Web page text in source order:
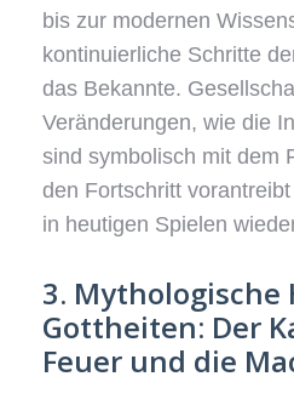
bis zur modernen
kontinuierliche Schritte
das Bekannte.
Veränderungen, wie die
sind symbolisch mit dem
den Fortschritt
in heutigen Spielen
3. Mythologische
Gottheiten: Der
Feuer und die